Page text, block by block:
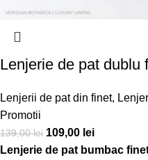
Lenjerie de pat dublu
Lenjerii de pat din finet,
Promotii
139,00lei 109,00 lei
Lenjerie de pat bumbac